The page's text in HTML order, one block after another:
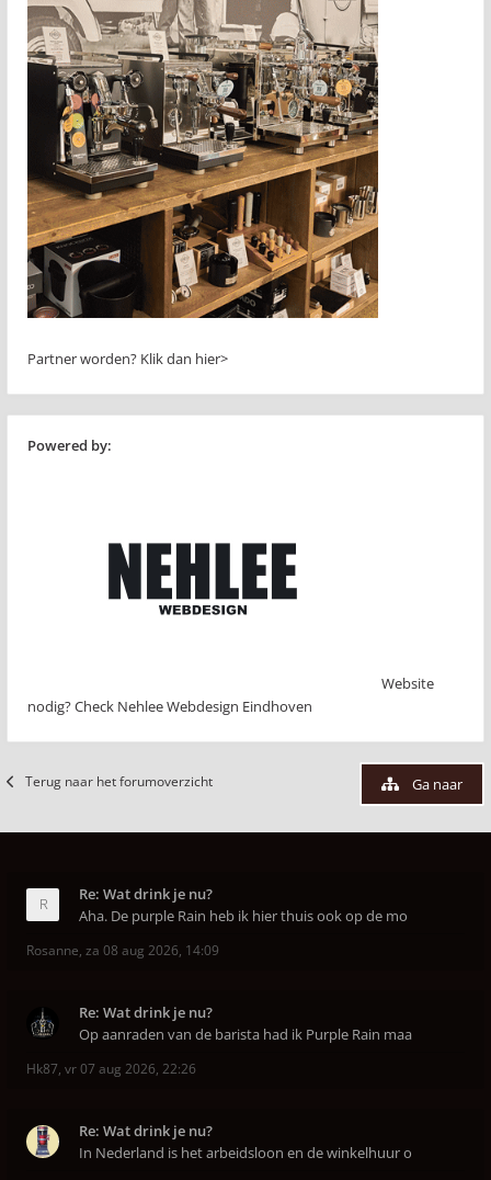
Partner worden? Klik dan hier>
Powered by:
Website
nodig? Check Nehlee Webdesign Eindhoven
Terug naar het forumoverzicht Ga naar
Re: Wat drink je nu?
Aha. De purple Rain heb ik hier thuis ook op de mo
Rosanne, za 08 aug 2026, 14:09
Re: Wat drink je nu?
Op aanraden van de barista had ik Purple Rain maa
Hk87, vr 07 aug 2026, 22:26
Re: Wat drink je nu?
In Nederland is het arbeidsloon en de winkelhuur o